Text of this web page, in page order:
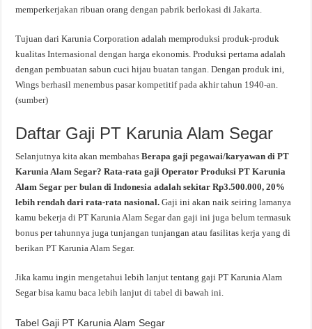
memperkerjakan ribuan orang dengan pabrik berlokasi di Jakarta.
Tujuan dari Karunia Corporation adalah memproduksi produk-produk
kualitas Internasional dengan harga ekonomis. Produksi pertama adalah
dengan pembuatan sabun cuci hijau buatan tangan. Dengan produk ini,
Wings berhasil menembus pasar kompetitif pada akhir tahun 1940-an.
(sumber)
Daftar Gaji PT Karunia Alam Segar
Selanjutnya kita akan membahasBerapa gaji pegawai/karyawan di PT
Karunia Alam Segar? Rata-rata gaji Operator Produksi PT Karunia
Alam Segar per bulan di Indonesia adalah sekitar Rp3.500.000, 20%
lebih rendah dari rata-rata nasional. Gaji ini akan naik seiring lamanya
kamu bekerja di PT Karunia Alam Segar dan gaji ini juga belum termasuk
bonus per tahunnya juga tunjangan tunjangan atau fasilitas kerja yang di
berikan PT Karunia Alam Segar.
Jika kamu ingin mengetahui lebih lanjut tentang gaji PT Karunia Alam
Segar bisa kamu baca lebih lanjut di tabel di bawah ini.
Tabel Gaji PT Karunia Alam Segar